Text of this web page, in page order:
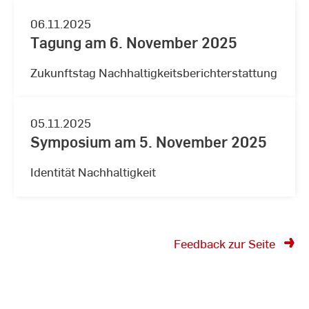
Themenblöcken unterschiedlichen
Dimensionen des Veranstaltungsthemas.
06.11.2025
Tagung am 6. November 2025
Zukunftstag Nachhaltigkeitsberichterstattung
05.11.2025
Symposium am 5. November 2025
Identität Nachhaltigkeit
Feedback zur Seite